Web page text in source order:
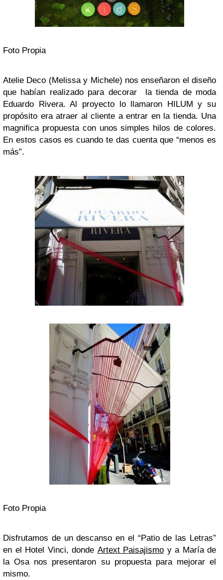
Foto Propia
Atelie Deco (Melissa y Michele) nos enseñaron el diseño
que habían realizado para decorar la tienda de moda
Eduardo Rivera. Al proyecto lo llamaron HILUM y su
propósito era atraer al cliente a entrar en la tienda. Una
magnifica propuesta con unos simples hilos de colores.
En estos casos es cuando te das cuenta que “menos es
más”.
Foto Propia
Disfrutamos de un descanso en el “Patio de las Letras”
en el Hotel Vinci, donde Artext Paisajismo y a María de
la Osa nos presentaron su propuesta para mejorar el
mismo.